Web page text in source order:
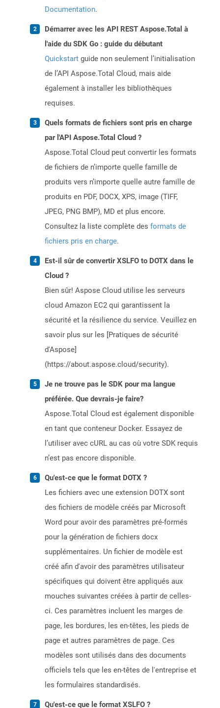
Documentation.
Démarrer avec les API REST Aspose.Total à
l'aide du SDK Go : guide du débutant
Quickstart guide non seulement l’initialisation
de l’API Aspose.Total Cloud, mais aide
également à installer les bibliothèques
requises.
Quels formats de fichiers sont pris en charge
par l'API Aspose.Total Cloud ?
Aspose.Total Cloud peut convertir les formats
de fichiers de n’importe quelle famille de
produits vers n’importe quelle autre famille de
produits en PDF, DOCX, XPS, image (TIFF,
JPEG, PNG BMP), MD et plus encore.
Consultez la liste complète des formats de
fichiers pris en charge.
Est-il sûr de convertir XSLFO to DOTX dans le
Cloud ?
Bien sûr! Aspose Cloud utilise les serveurs
cloud Amazon EC2 qui garantissent la
sécurité et la résilience du service. Veuillez en
savoir plus sur les [Pratiques de sécurité
d'Aspose]
(https://about.aspose.cloud/security).
Je ne trouve pas le SDK pour ma langue
préférée. Que devrais-je faire?
Aspose.Total Cloud est également disponible
en tant que conteneur Docker. Essayez de
l’utiliser avec cURL au cas où votre SDK requis
n’est pas encore disponible.
Qu'est-ce que le format DOTX ?
Les fichiers avec une extension DOTX sont
des fichiers de modèle créés par Microsoft
Word pour avoir des paramètres pré-formés
pour la génération de fichiers docx
supplémentaires. Un fichier de modèle est
créé afin d'avoir des paramètres utilisateur
spécifiques qui doivent être appliqués aux
mouches suivantes créées à partir de celles-
ci. Ces paramètres incluent les marges de
page, les bordures, les en-têtes, les pieds de
page et autres paramètres de page. Ces
modèles sont utilisés dans des documents
officiels tels que les en-têtes de l'entreprise et
les formulaires standardisés.
Qu'est-ce que le format XSLFO ?